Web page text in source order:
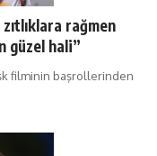
rağmen
güzel hali”
filminin başrollerinden